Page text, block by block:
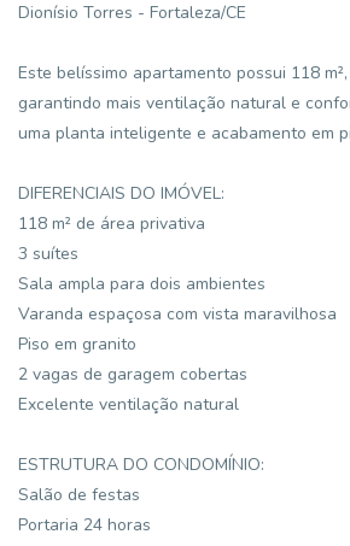
Dionísio Torres - Fortaleza/CE
Este belíssimo apartamento possui 118
garantindo mais ventilação natural e
uma planta inteligente e acabamento em
DIFERENCIAIS DO IMÓVEL:
118 m² de área privativa
3 suítes
Sala ampla para dois ambientes
Varanda espaçosa com vista maravilhosa
Piso em granito
2 vagas de garagem cobertas
Excelente ventilação natural
ESTRUTURA DO CONDOMÍNIO:
Salão de festas
Portaria 24 horas